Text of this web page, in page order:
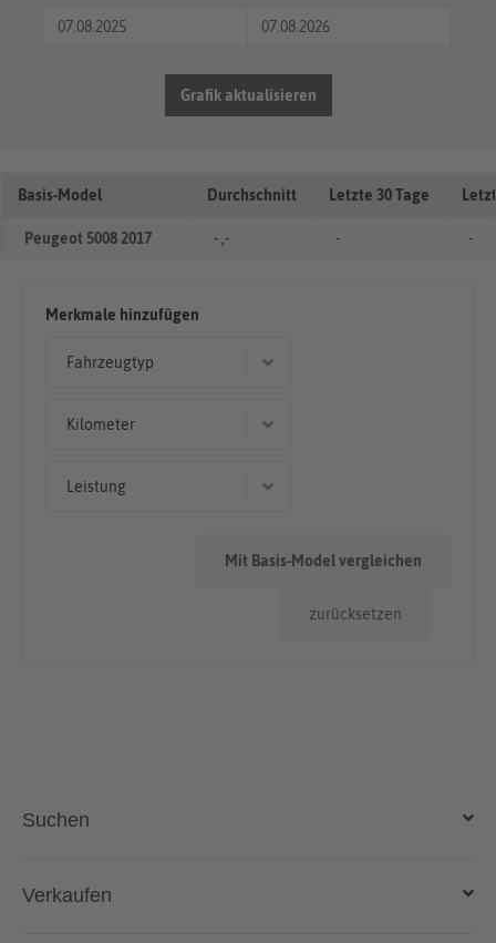
Grafik aktualisieren
Basis-Model Durchschnitt Letzte 30 Tage
Peugeot 5008 2017 - ,- - -
Merkmale hinzufügen
Fahrzeugtyp
Kilometer
Leistung
zurücksetzen
Mit Basis-Model vergleichen
Suchen
Auto kaufen
Verkaufen